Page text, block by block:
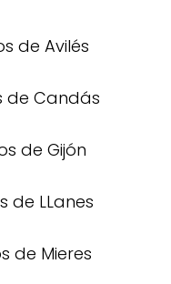
de Avilés
de Candás
de Gijón
de LLanes
de Mieres